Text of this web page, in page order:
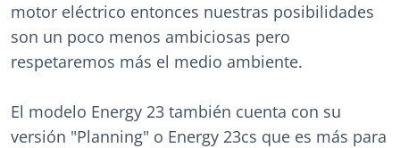
motor eléctrico entonces nuestras posibilidades
son un poco menos ambiciosas pero
respetaremos más el medio ambiente.
El modelo Energy 23 también cuenta con su
versión "Planning" o Energy 23cs que es más para